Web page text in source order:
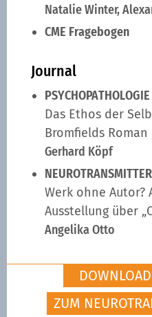
Natalie Winter,
CME Fragebogen
Journal
Das Ethos der
Bromfields Roman
Gerhard Köpf
Werk ohne
Ausstellung über
Angelika Otto
ZUM